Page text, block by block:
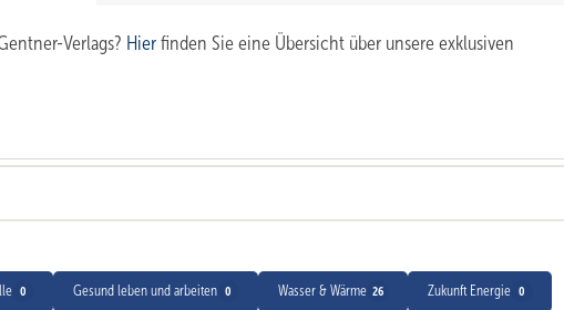
Verlags? Hier finden Sie eine Übersicht über unsere exklusiven
0 Gesund leben und arbeiten 0 Wasser & Wärme 26 Zukunft Energie 0